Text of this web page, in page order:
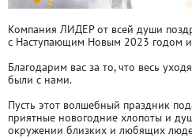
Компания ЛИДЕР от всей души
с Наступающим Новым 2023 годом
Благодарим вас за то, что весь
были с нами.
Пусть этот волшебный праздник
приятные новогодние хлопоты и
окружении близких и любящих